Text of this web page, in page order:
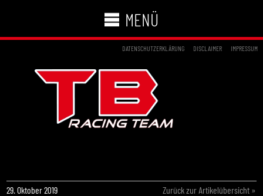
MENÜ
DATENSCHUTZERKLÄRUNG DISCLAIMER IMPRESSUM
29. Oktober 2019 Zurück zur Artikelübersicht »